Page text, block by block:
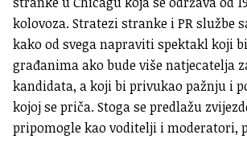
kolovoza. Stratezi stranke i PR službe
kako od svega napraviti spektakl koji
građanima ako bude više natjecatelja
kandidata, a koji bi privukao pažnju i
kojoj se priča. Stoga se predlažu
pripomogle kao voditelji i moderatori,